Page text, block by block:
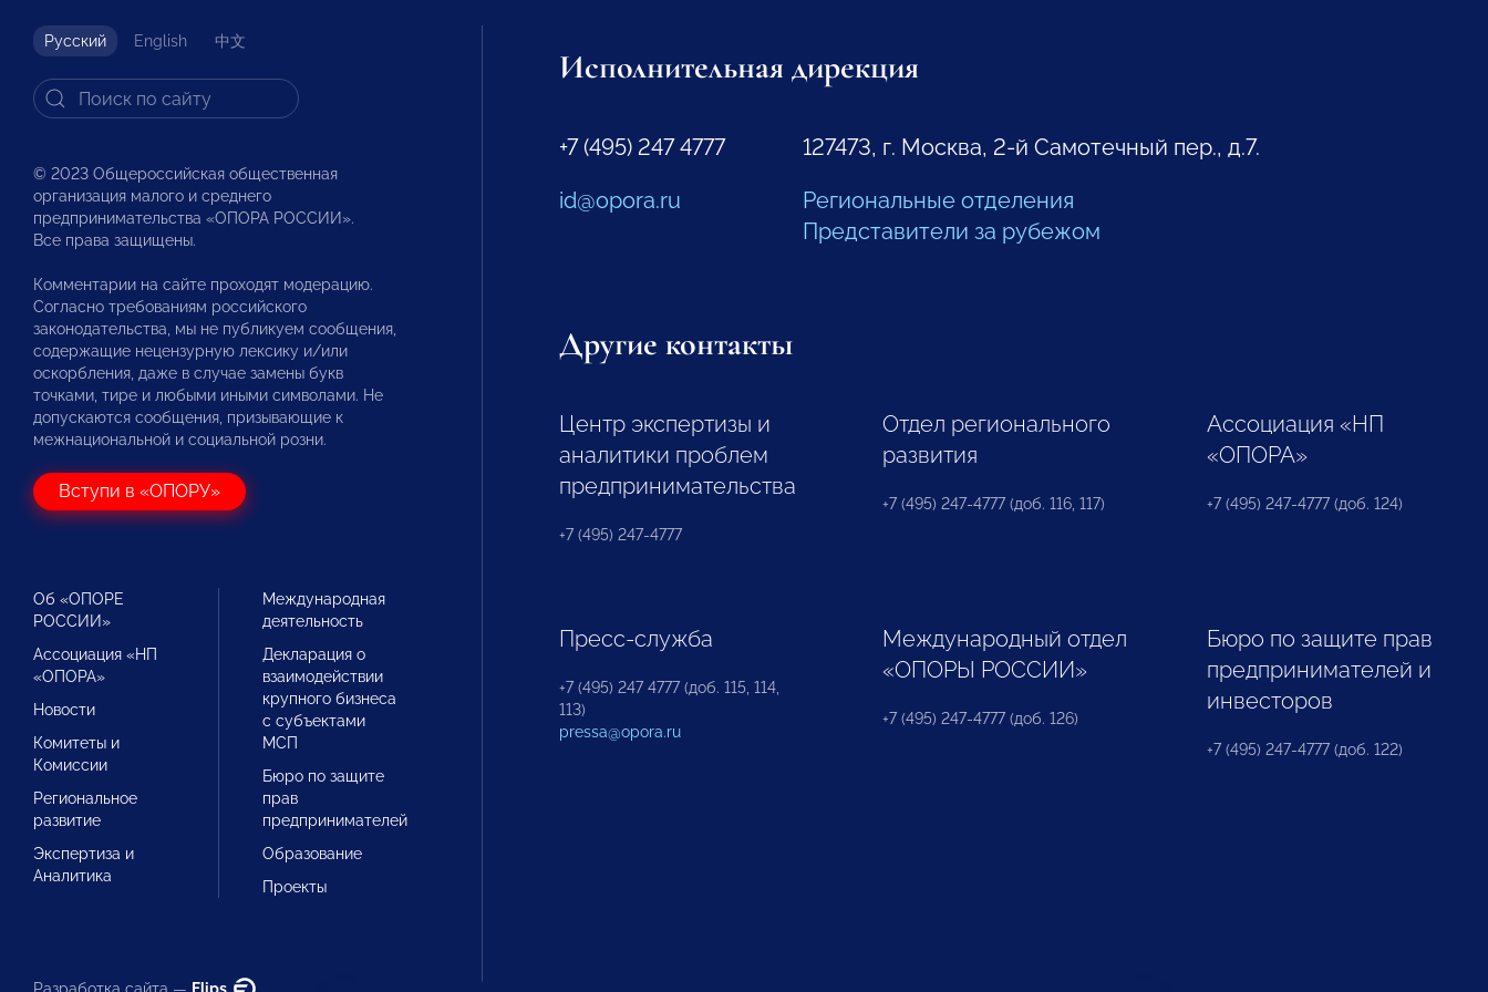
Русский English 中文
© 2023 Общероссийская общественная
организация малого и среднего
предпринимательства «ОПОРА РОССИИ».
Все права защищены.
Комментарии на сайте проходят модерацию.
Согласно требованиям российского
законодательства, мы не публикуем сообщения,
содержащие нецензурную лексику и/или
оскорбления, даже в случае замены букв
точками, тире и любыми иными символами. Не
допускаются сообщения, призывающие к
межнациональной и социальной розни.
Вступи в «ОПОРУ»
Об «ОПОРЕ
РОССИИ»
Ассоциация «НП
«ОПОРА»
Новости
Комитеты и
Комиссии
Региональное
развитие
Экспертиза и
Аналитика
Международная
деятельность
Декларация о
взаимодействии
крупного бизнеса
с субъектами
МСП
Бюро по защите
прав
предпринимателей
Образование
Проекты
Исполнительная дирекция
+7 (495) 247 4777
id@opora.ru
127473, г. Москва, 2-й Самотечный пер., д.7.
Региональные отделения
Представители за рубежом
Другие контакты
Центр экспертизы и
аналитики проблем
предпринимательства
+7 (495) 247-4777
Отдел регионального
развития
+7 (495) 247-4777 (доб. 116, 117)
Ассоциация «НП
«ОПОРА»
+7 (495) 247-4777 (доб. 124)
Пресс-служба
+7 (495) 247 4777 (доб. 115, 114,
113)
pressa@opora.ru
Международный отдел
«ОПОРЫ РОССИИ»
+7 (495) 247-4777 (доб. 126)
Бюро по защите прав
предпринимателей и
инвесторов
+7 (495) 247-4777 (доб. 122)